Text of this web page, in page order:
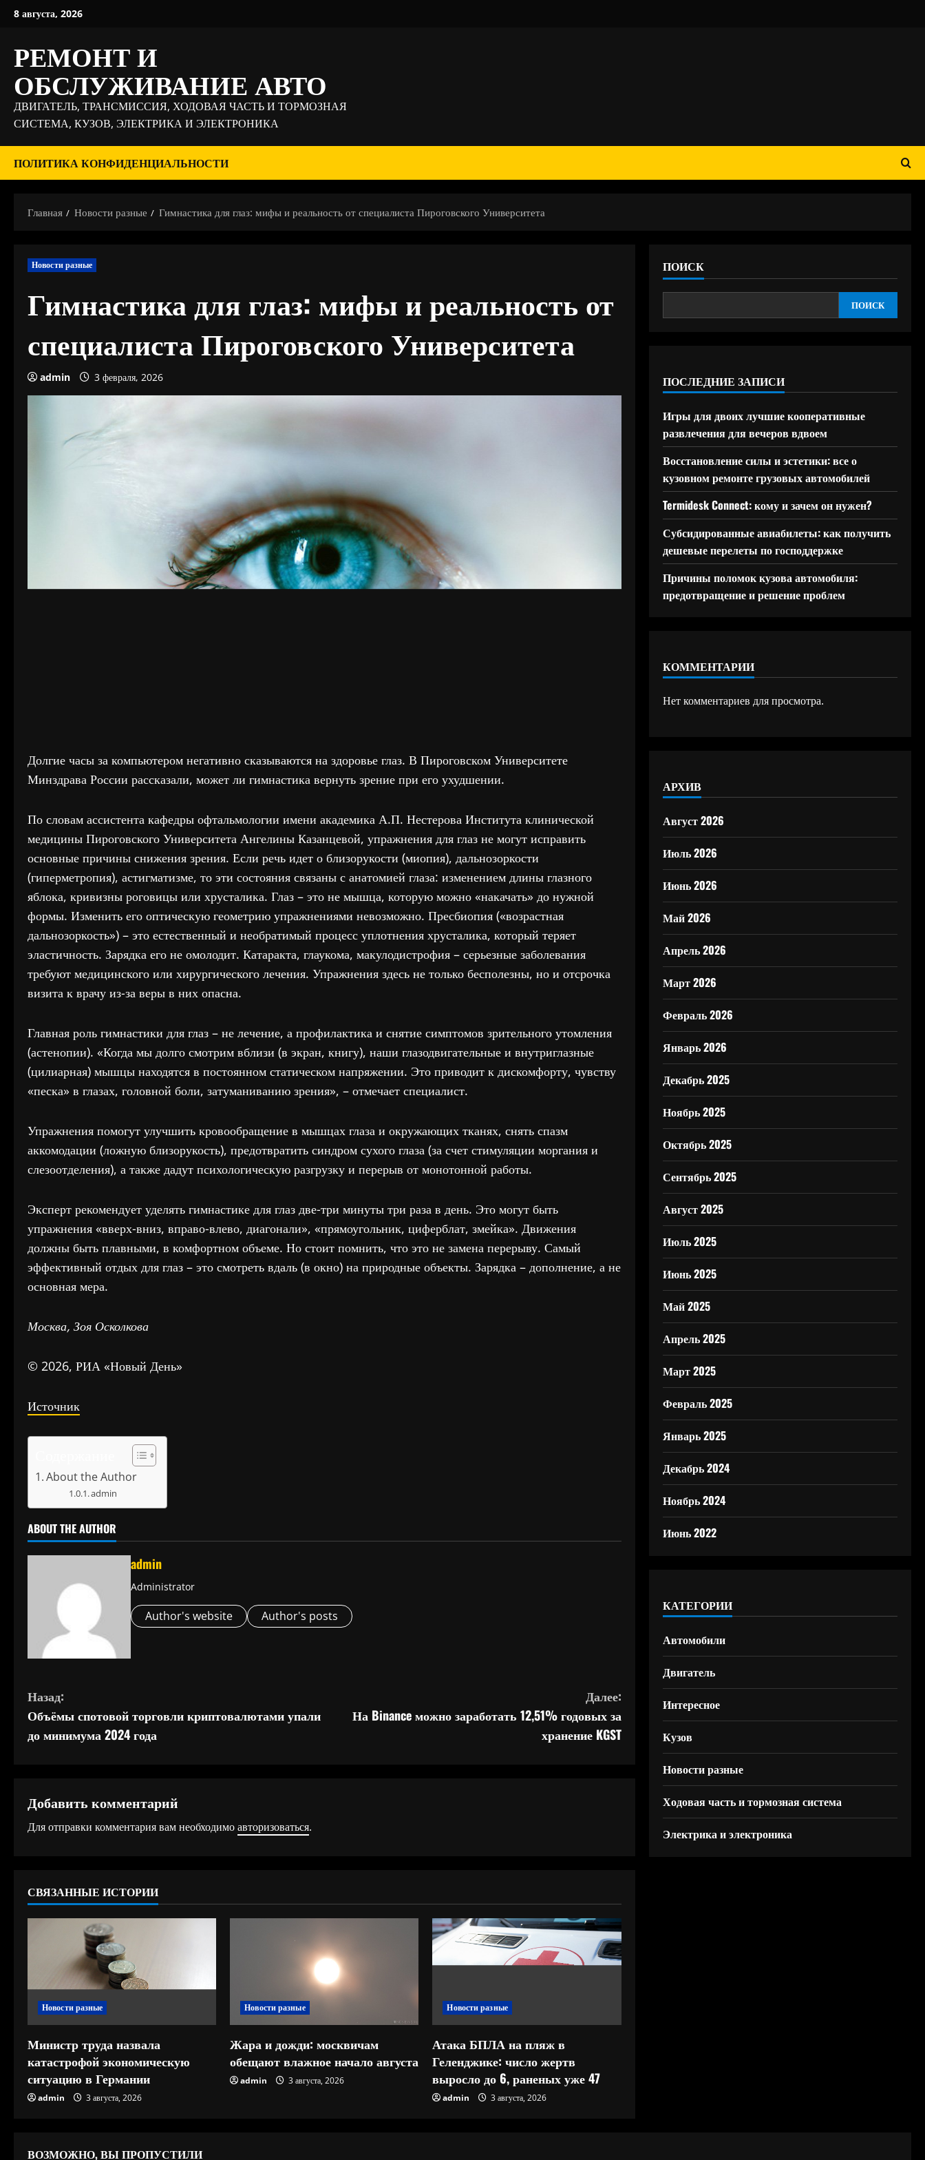
Перейти
8 августа, 2026
РЕМОНТ И
ОБСЛУЖИВАНИЕ АВТО
ДВИГАТЕЛЬ, ТРАНСМИССИЯ, ХОДОВАЯ ЧАСТЬ И ТОРМОЗНАЯ
СИСТЕМА, КУЗОВ, ЭЛЕКТРИКА И ЭЛЕКТРОНИКА
ПОЛИТИКА КОНФИДЕНЦИАЛЬНОСТИ
Главная Новости разные Гимнастика для глаз: мифы и реальность от специалиста Пироговского Университета
Новости разные
Гимнастика для глаз: мифы и реальность от
специалиста Пироговского Университета
admin 3 февраля, 2026
Долгие часы за компьютером негативно сказываются на здоровье глаз. В Пироговском Университете
Минздрава России рассказали, может ли гимнастика вернуть зрение при его ухудшении.
По словам ассистента кафедры офтальмологии имени академика А.П. Нестерова Института клинической
медицины Пироговского Университета Ангелины Казанцевой, упражнения для глаз не могут исправить
основные причины снижения зрения. Если речь идет о близорукости (миопия), дальнозоркости
(гиперметропия), астигматизме, то эти состояния связаны с анатомией глаза: изменением длины глазного
яблока, кривизны роговицы или хрусталика. Глаз – это не мышца, которую можно «накачать» до нужной
формы. Изменить его оптическую геометрию упражнениями невозможно. Пресбиопия («возрастная
дальнозоркость») – это естественный и необратимый процесс уплотнения хрусталика, который теряет
эластичность. Зарядка его не омолодит. Катаракта, глаукома, макулодистрофия – серьезные заболевания
требуют медицинского или хирургического лечения. Упражнения здесь не только бесполезны, но и отсрочка
визита к врачу из-за веры в них опасна.
Главная роль гимнастики для глаз – не лечение, а профилактика и снятие симптомов зрительного утомления
(астенопии). «Когда мы долго смотрим вблизи (в экран, книгу), наши глазодвигательные и внутриглазные
(цилиарная) мышцы находятся в постоянном статическом напряжении. Это приводит к дискомфорту, чувству
«песка» в глазах, головной боли, затуманиванию зрения», – отмечает специалист.
Упражнения помогут улучшить кровообращение в мышцах глаза и окружающих тканях, снять спазм
аккомодации (ложную близорукость), предотвратить синдром сухого глаза (за счет стимуляции моргания и
слезоотделения), а также дадут психологическую разгрузку и перерыв от монотонной работы.
Эксперт рекомендует уделять гимнастике для глаз две-три минуты три раза в день. Это могут быть
упражнения «вверх-вниз, вправо-влево, диагонали», «прямоугольник, циферблат, змейка». Движения
должны быть плавными, в комфортном объеме. Но стоит помнить, что это не замена перерыву. Самый
эффективный отдых для глаз – это смотреть вдаль (в окно) на природные объекты. Зарядка – дополнение, а не
основная мера.
Москва, Зоя Осколкова
© 2026, РИА «Новый День»
Источник
About the Author
admin
ABOUT THE AUTHOR
admin
Administrator
Author's website Author's posts
П
р
о
и
ч
т
е
н
и
Назад:
Объёмы спотовой торговли криптовалютами упали
до минимума 2024 года
Далее:
На Binance можно заработать 12,51% годовых за
хранение KGST
Добавить комментарий
Для отправки комментария вам необходимоавторизоваться.
СВЯЗАННЫЕ ИСТОРИИ
Новости разные
Министр труда назвала
катастрофой экономическую
ситуацию в Германии
admin 3 августа, 2026
Новости разные
Жара и дожди: москвичам
обещают влажное начало августа
admin 3 августа, 2026
Новости разные
Атака БПЛА на пляж в
Геленджике: число жертв
выросло до 6, раненых уже 47
admin 3 августа, 2026
ПОИСК
ПОИСК
ПОСЛЕДНИЕ ЗАПИСИ
Игры для двоих лучшие кооперативные
развлечения для вечеров вдвоем
Восстановление силы и эстетики: все о
кузовном ремонте грузовых автомобилей
Termidesk Connect: кому и зачем он нужен?
Субсидированные авиабилеты: как получить
дешевые перелеты по господдержке
Причины поломок кузова автомобиля:
предотвращение и решение проблем
КОММЕНТАРИИ
Нет комментариев для просмотра.
АРХИВ
Август 2026
Июль 2026
Июнь 2026
Май 2026
Апрель 2026
Март 2026
Февраль 2026
Январь 2026
Декабрь 2025
Ноябрь 2025
Октябрь 2025
Сентябрь 2025
Август 2025
Июль 2025
Июнь 2025
Май 2025
Апрель 2025
Март 2025
Февраль 2025
Январь 2025
Декабрь 2024
Ноябрь 2024
Июнь 2022
КАТЕГОРИИ
Автомобили
Двигатель
Интересное
Кузов
Новости разные
Ходовая часть и тормозная система
Электрика и электроника
ВОЗМОЖНО, ВЫ ПРОПУСТИЛИ